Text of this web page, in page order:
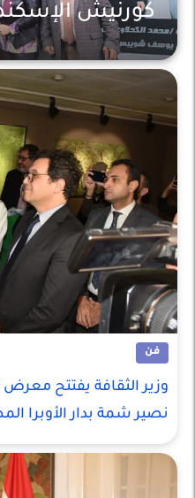
فن
كورنيش
فن
وزير الثقافة يفتتح معرض
نصير شمة بدار الأوبرا